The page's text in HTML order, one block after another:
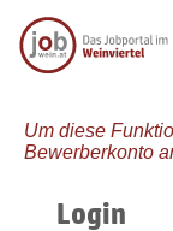
Um diese
Bewerberkonto
Login